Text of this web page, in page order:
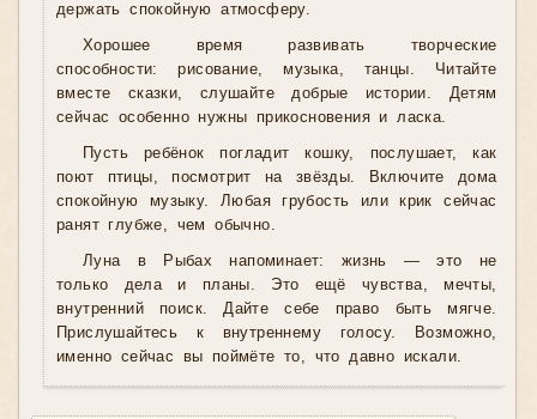
держать спокойную атмосферу.
Хорошее время развивать творческие
способности: рисование, музыка, танцы. Читайте
вместе сказки, слушайте добрые истории. Детям
сейчас особенно нужны прикосновения и ласка.
Пусть ребёнок погладит кошку, послушает, как
поют птицы, посмотрит на звёзды. Включите дома
спокойную музыку. Любая грубость или крик сейчас
ранят глубже, чем обычно.
Луна в Рыбах напоминает: жизнь — это не
только дела и планы. Это ещё чувства, мечты,
внутренний поиск. Дайте себе право быть мягче.
Прислушайтесь к внутреннему голосу. Возможно,
именно сейчас вы поймёте то, что давно искали.